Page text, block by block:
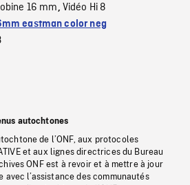
16 mm, Vidéo Hi 8
eastman color neg
autochtones
de l’ONF, aux protocoles
et aux lignes directrices du Bureau
ONF est à revoir et à mettre à jour
avec l’assistance des communautés